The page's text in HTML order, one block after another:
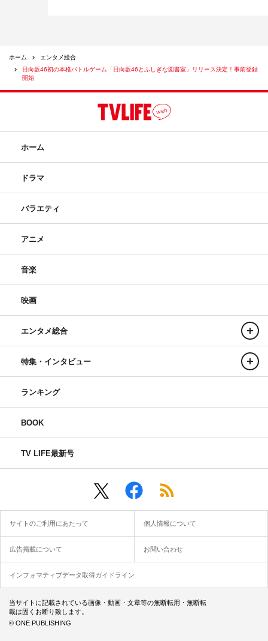
ホーム
エンタメ総合
日向坂46初の本格バトルゲーム「日向坂46とふしぎな図書室」リリース決定！事前登録
開始
ホーム
ドラマ
バラエティ
アニメ
音楽
映画
エンタメ総合
特集・インタビュー
ランキング
BOOK
TV LIFE最新号
サイトのご利用にあたって 個人情報について
広告掲載について お問い合わせ
インフォマティブデータ取得ガイドライン
当サイトに記載されている画像・動画・文章等の無断転用・無断転
載は固くお断り致します。
© ONE PUBLISHING